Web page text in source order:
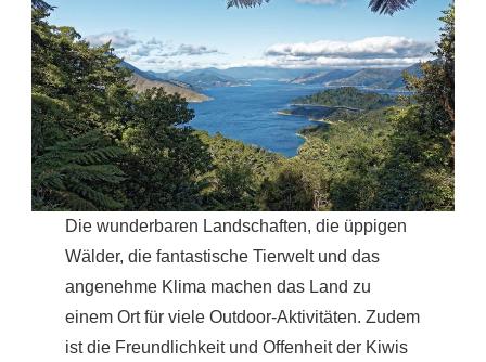
Die wunderbaren Landschaften, die üppigen
Wälder, die fantastische Tierwelt und das
angenehme Klima machen das Land zu
einem Ort für viele Outdoor-Aktivitäten. Zudem
ist die Freundlichkeit und Offenheit der Kiwis